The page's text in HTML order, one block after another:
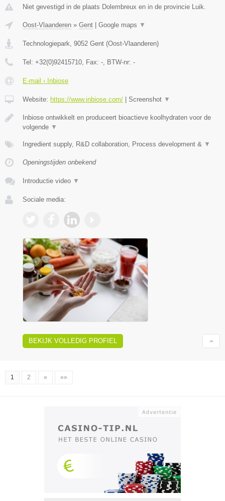
Niet gevestigd in de plaats Dolembreux en in de provincie Luik.
Oost-Vlaanderen » Gent Google maps ▼
Technologiepark 9052 Gent (Oost-Vlaanderen)
Tel: +32(0)92415710 , Fax: - , BTW-nr: -
E-mail › Inbiose
Website: https://www.inbiose.com/ Screenshot ▼
Inbiose ontwikkelt en produceert bioactieve koolhydraten voor de
volgende ▼
Ingredient supply, R&D collaboration, Process development & ▼
Openingstijden onbekend
Introductie video ▼
Sociale media:
BEKIJK VOLLEDIG PROFIEL
1 2 » »»